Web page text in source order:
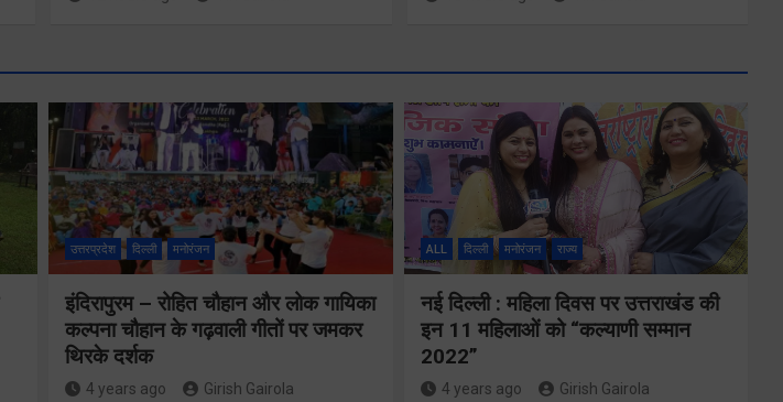
उत्तरप्रदेश दिल्ली मनोरंजन
इंदिरापुरम – रोहित चौहान और लोक गायिका
कल्पना चौहान के गढ़वाली गीतों पर जमकर
थिरके दर्शक
4 years ago Girish Gairola
ALL दिल्ली मनोरंजन राज्य
नई दिल्ली : महिला दिवस पर उत्तराखंड की
इन 11 महिलाओं को “कल्याणी सम्मान
2022”
4 years ago Girish Gairola
मुख्य सचिव ने
सभी बड़े
प्रोजेक्ट्स का
निर्माण कार्य
नियमित समय पर
पूर्ण किए जाने के
कॉमनवेल्थ गेम्स
2026 के
उत्तराखंड के
पदक विजेताओं
और प्रशिक्षकों को
मुख्यमंत्री धामी ने
किया सम्मानित